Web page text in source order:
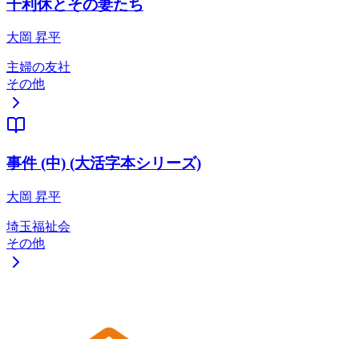
千利休とその妻たち
大岡 昇平
主婦の友社
その他
事件 (中) (大活字本シリーズ)
大岡 昇平
埼玉福祉会
その他